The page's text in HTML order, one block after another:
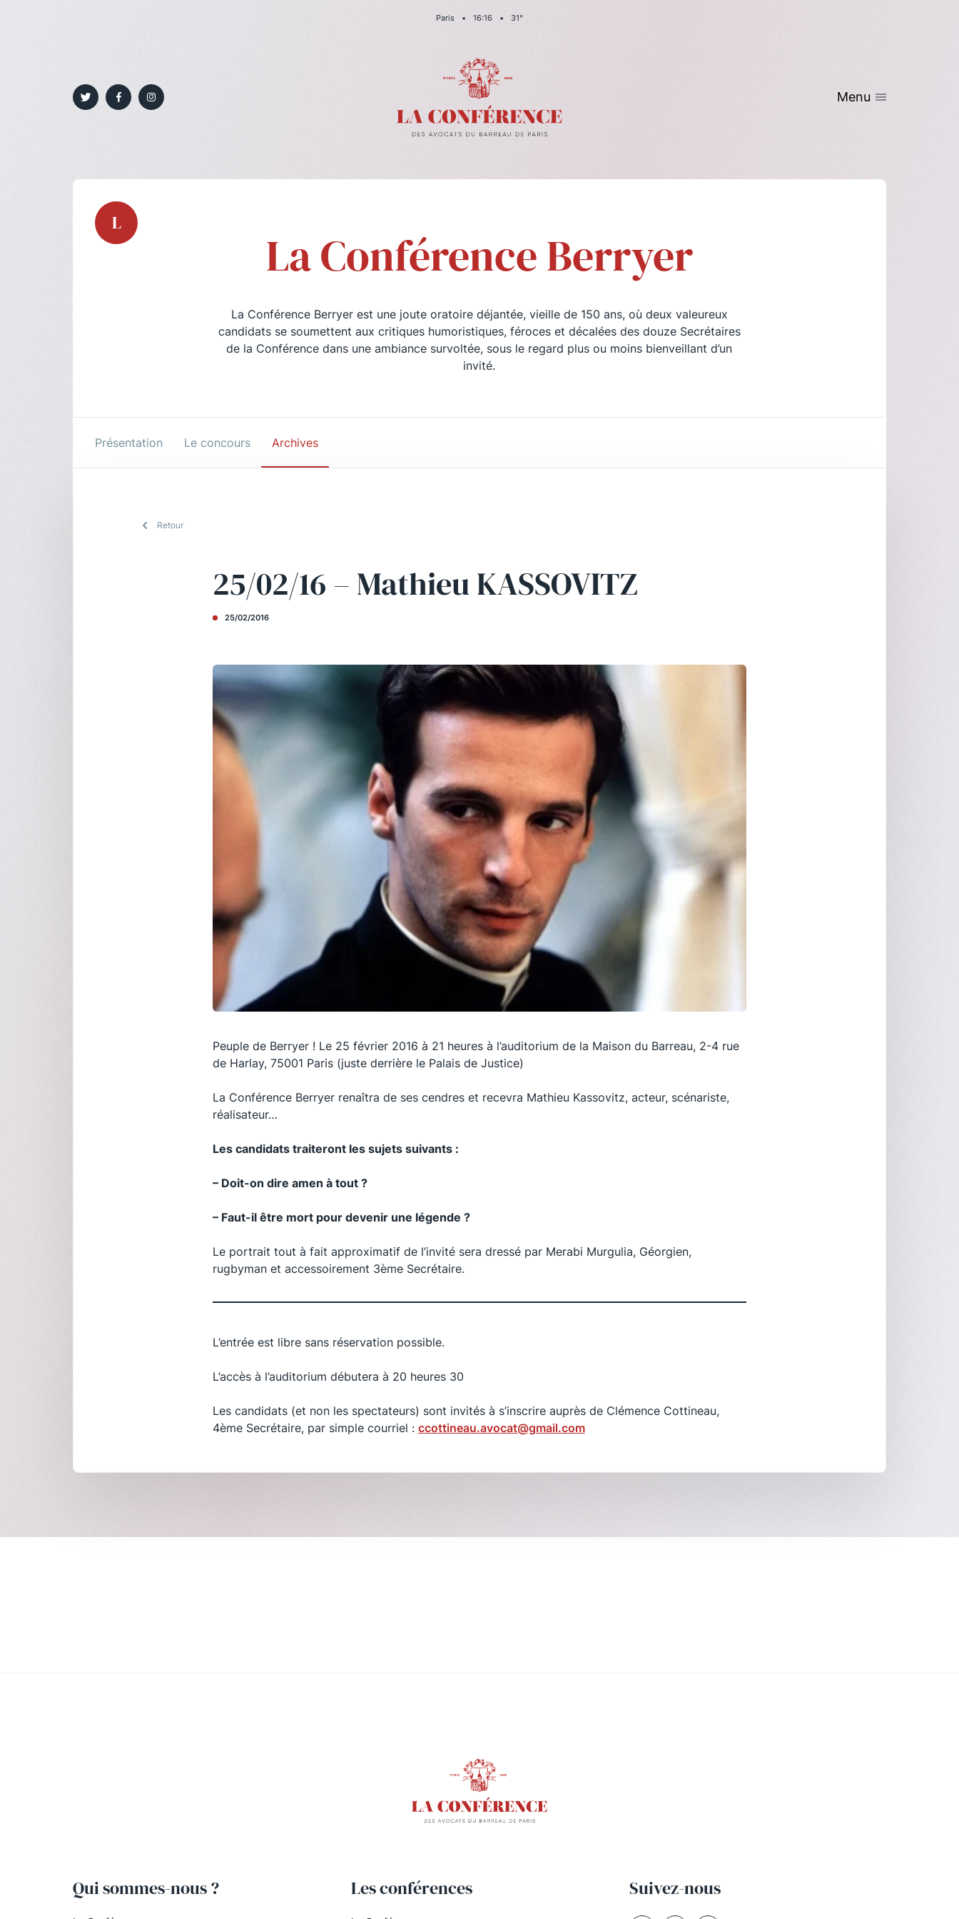
Paris • 16:16 • 31°
Menu
L
La Conférence Berryer
La Conférence Berryer est une joute oratoire déjantée, vieille de 150 ans, où deux valeureux
candidats se soumettent aux critiques humoristiques, féroces et décalées des douze Secrétaires
de la Conférence dans une ambiance survoltée, sous le regard plus ou moins bienveillant d’un
invité.
Présentation Le concours Archives
Retour
25/02/16 – Mathieu KASSOVITZ
25/02/2016
Peuple de Berryer ! Le 25 février 2016 à 21 heures à l’auditorium de la Maison du Barreau, 2-4 rue
de Harlay, 75001 Paris (juste derrière le Palais de Justice)
La Conférence Berryer renaîtra de ses cendres et recevra Mathieu Kassovitz, acteur, scénariste,
réalisateur…
Les candidats traiteront les sujets suivants :
– Doit-on dire amen à tout ?
– Faut-il être mort pour devenir une légende ?
Le portrait tout à fait approximatif de l’invité sera dressé par Merabi Murgulia, Géorgien,
rugbyman et accessoirement 3ème Secrétaire.
L’entrée est libre sans réservation possible.
L’accès à l’auditorium débutera à 20 heures 30
Les candidats (et non les spectateurs) sont invités à s’inscrire auprès de Clémence Cottineau,
4ème Secrétaire, par simple courriel : ccottineau.avocat@gmail.com
Qui sommes-nous ? Les conférences Suivez-nous